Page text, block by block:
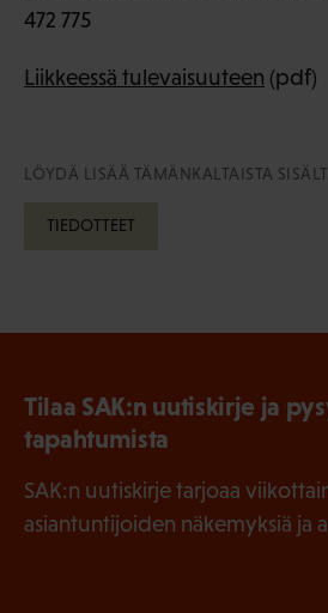
472 775
Liikkeessä tulevaisuuteen (pdf)
LÖYDÄ LISÄÄ TÄMÄNKALTAISTA
TIEDOTTEET
Tilaa SAK:n uutiskirje ja
tapahtumista
SAK:n uutiskirje tarjoaa
asiantuntijoiden näkemyksiä ja